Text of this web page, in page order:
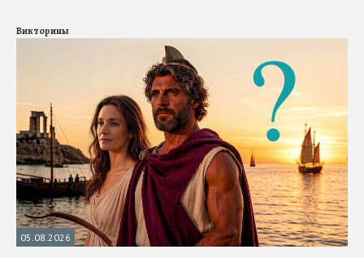
Викторины
05.08.2026